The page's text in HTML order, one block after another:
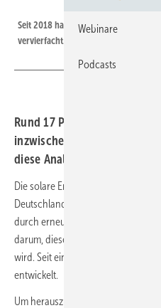
Seit 2018 hat sich die vor Ort
vervierfacht.
Rund 17 Prozent des
inzwischen vor Ort genutzt.
diese Analyse ein neues
Die solare Energiewende im
Deutschland gut voran. Schließlich
durch erneuerbare
darum, diesen Strom dort zu
wird. Seit einigen Jahren hat sich
entwickelt.
Um herauszufinden, wie sich
Webinare
Podcasts